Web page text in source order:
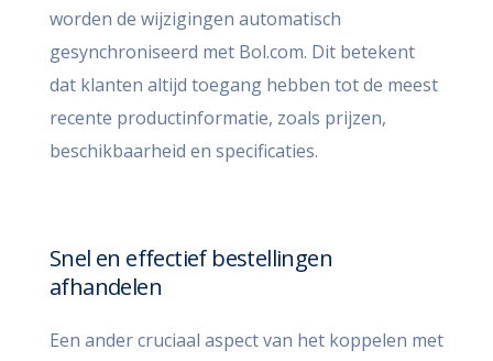
worden de wijzigingen automatisch
gesynchroniseerd met Bol.com. Dit betekent
dat klanten altijd toegang hebben tot de meest
recente productinformatie, zoals prijzen,
beschikbaarheid en specificaties.
Snel en effectief bestellingen
afhandelen
Een ander cruciaal aspect van het koppelen met